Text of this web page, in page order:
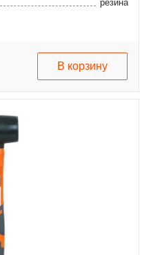
резина
В корзину